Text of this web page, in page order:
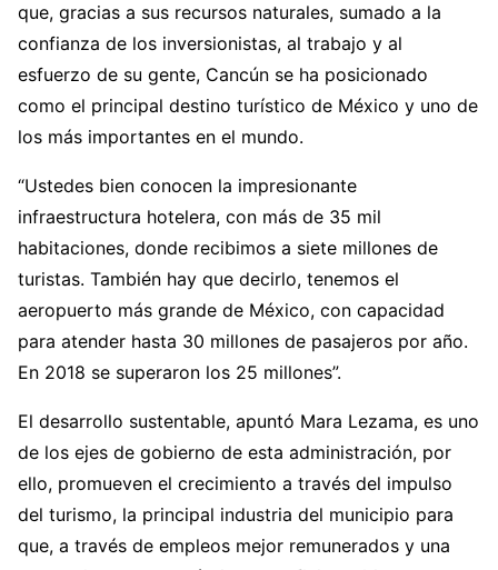
que, gracias a sus recursos naturales, sumado a la
confianza de los inversionistas, al trabajo y al
esfuerzo de su gente, Cancún se ha posicionado
como el principal destino turístico de México y uno de
los más importantes en el mundo.
“Ustedes bien conocen la impresionante
infraestructura hotelera, con más de 35 mil
habitaciones, donde recibimos a siete millones de
turistas. También hay que decirlo, tenemos el
aeropuerto más grande de México, con capacidad
para atender hasta 30 millones de pasajeros por año.
En 2018 se superaron los 25 millones”.
El desarrollo sustentable, apuntó Mara Lezama, es uno
de los ejes de gobierno de esta administración, por
ello, promueven el crecimiento a través del impulso
del turismo, la principal industria del municipio para
que, a través de empleos mejor remunerados y una